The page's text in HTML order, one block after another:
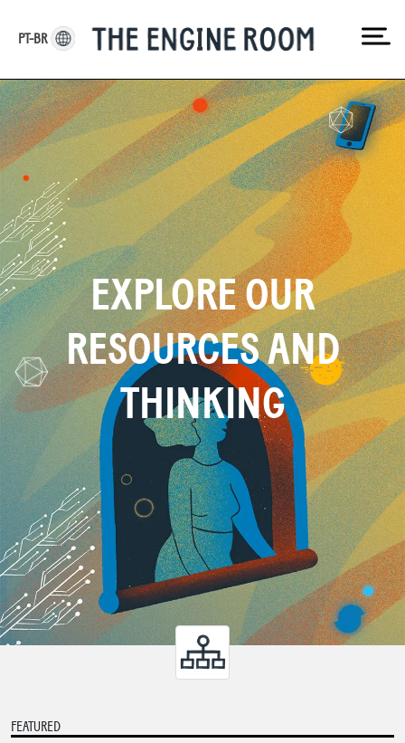
EXPLORE OUR
RESOURCES AND
THINKING
FEATURED
PT-BR